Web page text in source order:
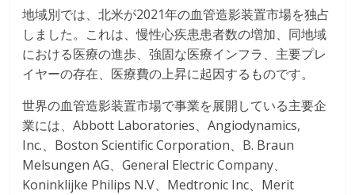
地域別では、北米が2021年の血管造影装置市場を独占
しました。これは、慢性心疾患患者数の増加、同地域
における医療の進歩、強固な医療インフラ、主要プレ
イヤーの存在、医療費の上昇に起因するものです。
世界の血管造影装置市場で事業を展開している主要企
業には、Abbott Laboratories、Angiodynamics,
Inc.、Boston Scientific Corporation、B. Braun
Melsungen AG、General Electric Company、
Koninklijke Philips N.V、Medtronic Inc、Merit